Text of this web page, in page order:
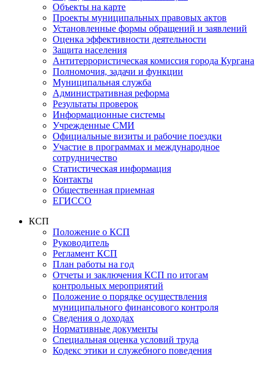
Объекты на карте
Проекты муниципальных правовых актов
Установленные формы обращений и заявлений
Оценка эффективности деятельности
Защита населения
Антитеррористическая комиссия города Кургана
Полномочия, задачи и функции
Муниципальная служба
Административная реформа
Результаты проверок
Информационные системы
Учрежденные СМИ
Официальные визиты и рабочие поездки
Участие в программах и международное
сотрудничество
Статистическая информация
Контакты
Общественная приемная
ЕГИССО
КСП
Положение о КСП
Руководитель
Регламент КСП
План работы на год
Отчеты и заключения КСП по итогам
контрольных мероприятий
Положение о порядке осуществления
муниципального финансового контроля
Сведения о доходах
Нормативные документы
Специальная оценка условий труда
Кодекс этики и служебного поведения